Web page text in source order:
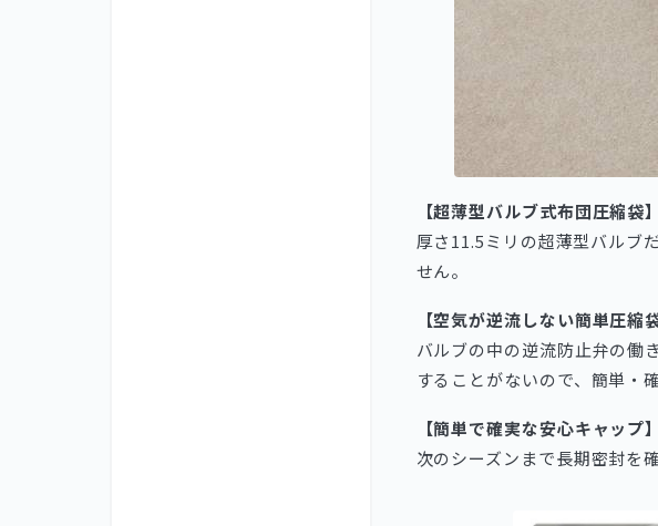
【超薄型バルブ式布団圧縮袋】
厚さ11.5ミリの超薄型バルブ
せん。
【空気が逆流しない簡単圧縮袋
バルブの中の逆流防止弁の働
することがないので、簡単・
【簡単で確実な安心キャップ】
次のシーズンまで長期密封を